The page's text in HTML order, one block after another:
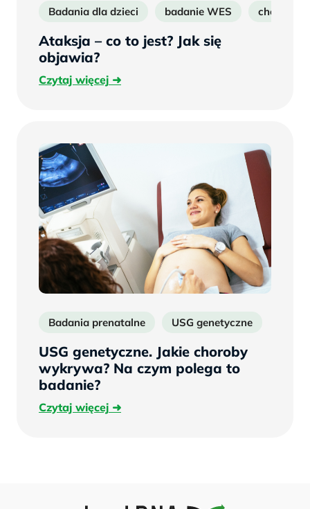
Badania dla dzieci badanie WES choroby
Ataksja – co to jest? Jak się
objawia?
Czytaj więcejCzytaj
Badania prenatalne USG genetyczne
USG genetyczne. Jakie choroby
wykrywa? Na czym polega to
badanie?
Czytaj więcejCzytaj